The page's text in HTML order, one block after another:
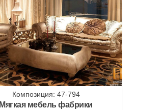
Композиция: 47-794
Мягкая мебель фабрики